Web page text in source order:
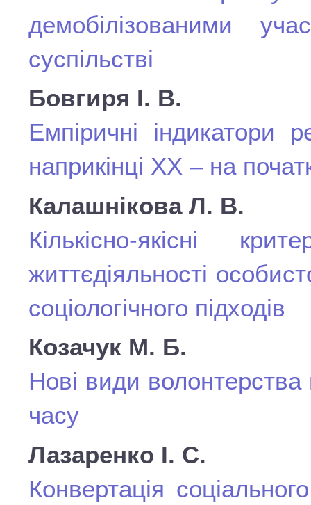
демобілізованими
суспільстві
Бовгиря І. В.
Емпіричні індикатори
наприкінці ХХ – на
Калашнікова Л. В.
Кількісно-якісні
життєдіяльності
соціологічного підходів
Козачук М. Б.
Нові види волонтерства
часу
Лазаренко I. С.
Конвертація